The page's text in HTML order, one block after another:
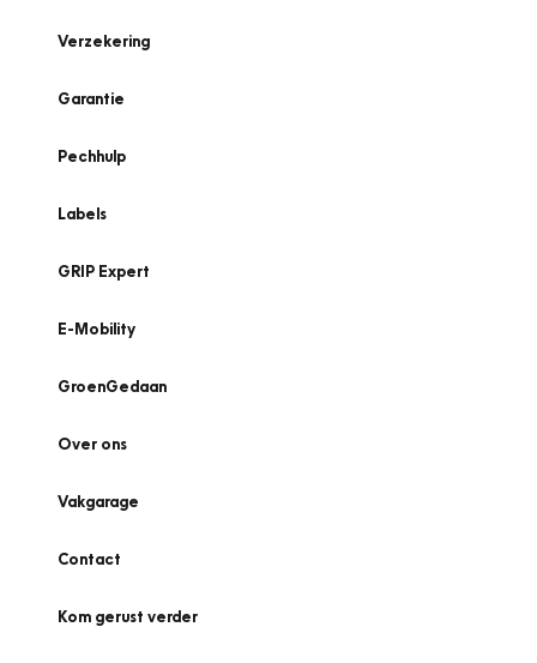
Verzekering
Garantie
Pechhulp
Labels
GRIP Expert
E-Mobility
GroenGedaan
Over ons
Vakgarage
Contact
Kom gerust verder